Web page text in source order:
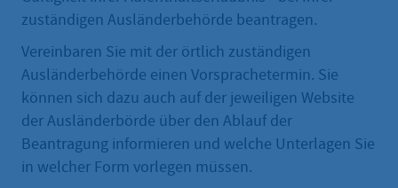
zuständigen Ausländerbehörde beantragen.
Vereinbaren Sie mit der örtlich zuständigen
Ausländerbehörde einen Vorsprachetermin. Sie
können sich dazu auch auf der jeweiligen Website
der Ausländerbörde über den Ablauf der
Beantragung informieren und welche Unterlagen Sie
in welcher Form vorlegen müssen.